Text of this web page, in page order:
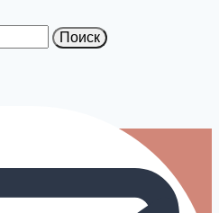
Поиск